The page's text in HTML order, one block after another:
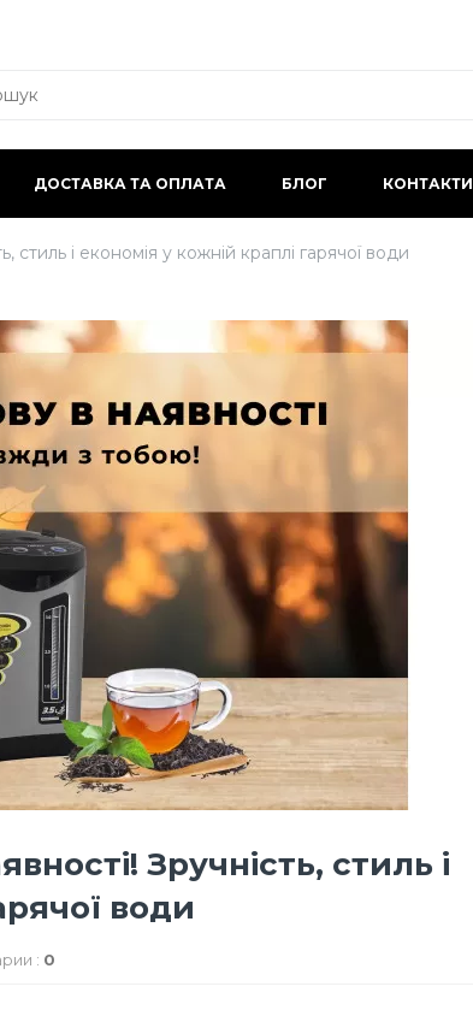
ДОСТАВКА ТА ОПЛАТА БЛОГ КОНТАКТИ
і економія у кожній краплі гарячої води
Зручність, стиль і
води
: 0